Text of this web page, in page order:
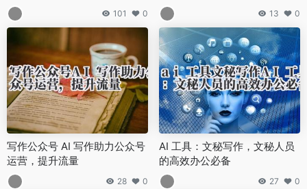
101 0 13 0
写作公众号 AI 写作助力公众号
运营，提升流量
28 0
AI 工具：文秘写作，文秘人员
的高效办公必备
27 0